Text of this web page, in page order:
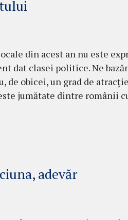
din acest an nu este
dat clasei po­litice. Ne
de obicei, un grad de
jumătate dintre româ­nii
adevăr